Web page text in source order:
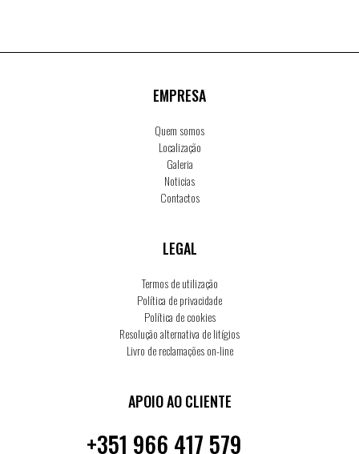
EMPRESA
Quem somos
Localização
Galeria
Noticias
Contactos
LEGAL
Termos de utilização
Política de privacidade
Política de cookies
Resolução alternativa de litígios
Livro de reclamações on-line
APOIO AO CLIENTE
+351 966 417 579